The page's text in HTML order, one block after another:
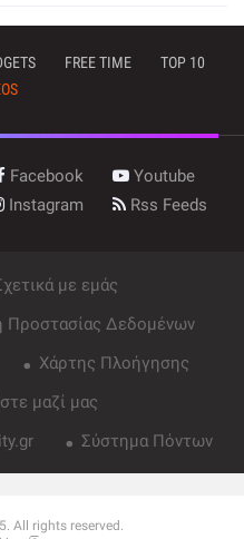
FREE TIME
TOP 10
Facebook
Youtube
Instagram Rss Feeds
με εμάς
Προστασίας Δεδομένων
Χάρτης Πλοήγησης
μαζί μας
Σύστημα Πόντων
All rights reserved.